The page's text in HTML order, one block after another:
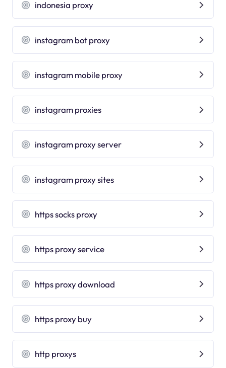
indonesia proxy
instagram bot proxy
instagram mobile proxy
instagram proxies
instagram proxy server
instagram proxy sites
https socks proxy
https proxy service
https proxy download
https proxy buy
http proxys